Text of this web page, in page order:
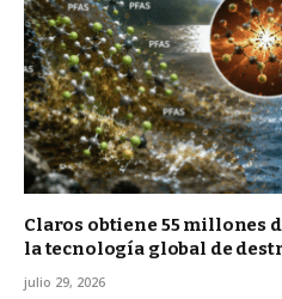
Claros obtiene 55 millones
la tecnología global de
julio 29, 2026